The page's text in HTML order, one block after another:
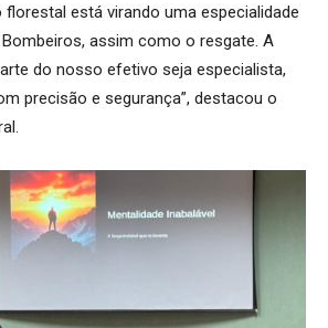
florestal está virando uma especialidade
assim como o resgate. A
do nosso efetivo seja especialista,
precisão e segurança”, destacou o